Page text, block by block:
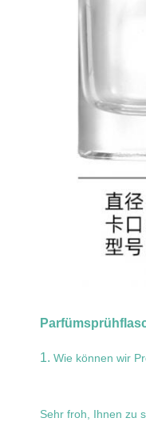
1. Wie können wir
Sehr froh, Ihnen zu